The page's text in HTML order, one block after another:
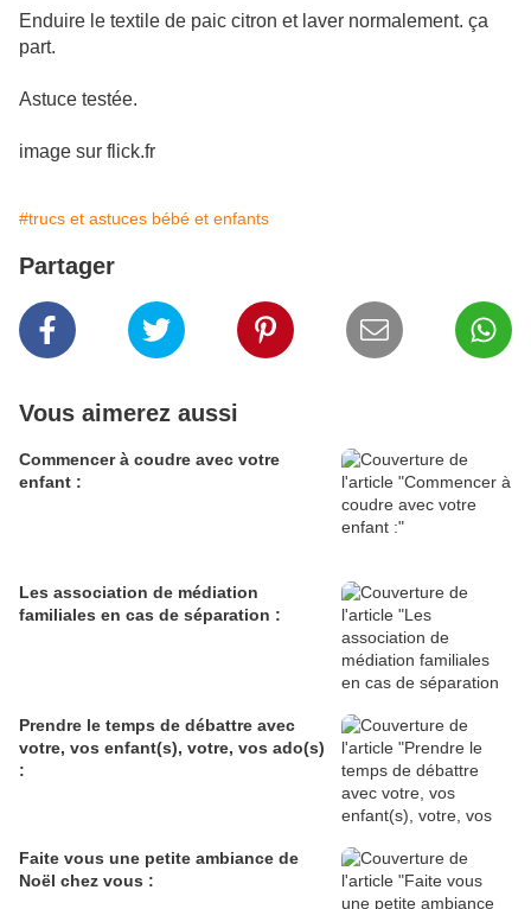
Enduire le textile de paic citron et laver normalement. ça
part.
Astuce testée.
image sur flick.fr
#trucs et astuces bébé et enfants
Partager
Vous aimerez aussi
Commencer à coudre avec votre
enfant :
Les association de médiation
familiales en cas de séparation :
Prendre le temps de débattre avec
votre, vos enfant(s), votre, vos ado(s)
:
Faite vous une petite ambiance de
Noël chez vous :